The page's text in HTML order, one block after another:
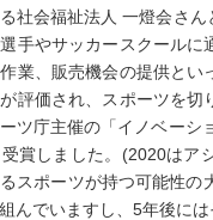
社会福祉法人 一燈会さ
手やサッカースクール
業、販売機会の提供と
評価され、スポーツを
ツ庁主催の「イノベーシ
賞しました。(2020はア
スポーツが持つ可能性
んでいますし、5年後に